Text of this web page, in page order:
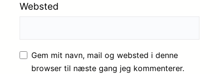
Websted
Gem mit navn, mail og websted i denne
browser til næste gang jeg kommenterer.